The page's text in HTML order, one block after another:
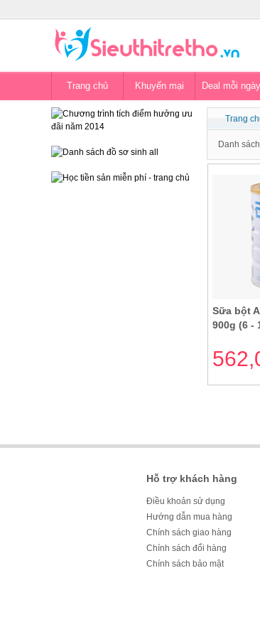
Trang chủ Khuyến mại Deal mỗi ngày
Trang
Danh
Sữa bột
900g (6 -
Hỗ trợ khách hàng
Điều khoản sử dụng
Hướng dẫn mua hàng
Chính sách giao hàng
Chính sách đổi hàng
Chính sách bảo mật